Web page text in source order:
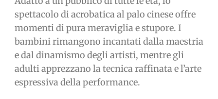
spettacolo di acrobatica al palo cinese offre
momenti di pura meraviglia e stupore. I
bambini rimangono incantati dalla maestria
e dal dinamismo degli artisti, mentre gli
adulti apprezzano la tecnica raffinata e l’arte
espressiva della performance.